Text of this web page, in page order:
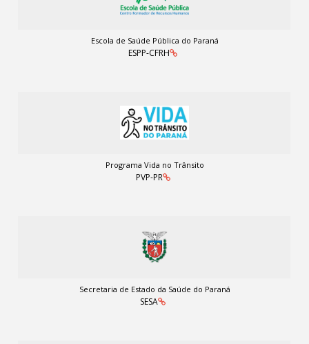
Escola de Saúde Pública do Paraná
ESPP-CFRH
Programa Vida no Trânsito
PVP-PR
Secretaria de Estado da Saúde do Paraná
SESA